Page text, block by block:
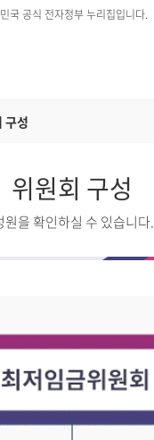
국 공식 전자정부 누리집입니다.
구성
위원회 구성
을 확인하실 수 있습니다.